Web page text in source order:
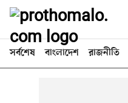
সর্বশেষ বাংলাদেশ রাজনীতি